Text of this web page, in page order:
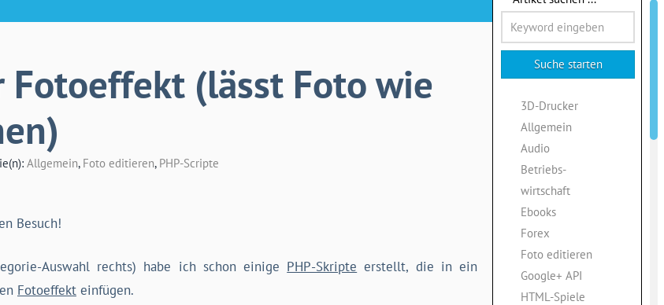
Fotoeffekt (lässt Foto wie
Allgemein, Foto editieren, PHP-Scripte
Besuch!
Auswahl rechts) habe ich schon einige PHP-Skripte erstellt, die in ein
Fotoeffekt einfügen.
3D-Drucker
Allgemein
Audio
Betriebs-
wirtschaft
Ebooks
Forex
Foto editieren
Google+ API
HTML-Spiele